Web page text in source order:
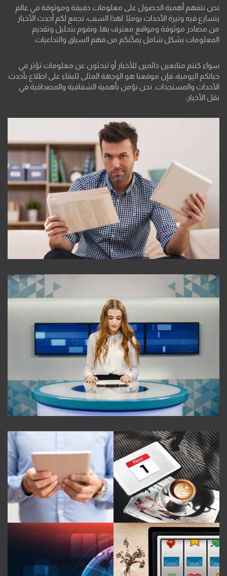
نحن نتفهم أهمية الحصول على معلومات دقيقة وموثوقة في عالم
يتسارع فيه وتيرة الأحداث يوميًا. لهذا السبب، نجمع لكم أحدث الأخبار
من مصادر موثوقة ومواقع معترف بها، ونقوم بتحليل وتقديم
المعلومات بشكل شامل يمكّنكم من فهم السياق والتداعيات.
سواء كنتم متابعين دائمين للأخبار أو تبحثون عن معلومات تؤثر في
حياتكم اليومية، فإن موقعنا هو الوجهة المثلى للبقاء على اطلاع بأحدث
الأحداث والمستجدات. نحن نؤمن بأهمية الشفافية والمصداقية في
نقل الأخبار،